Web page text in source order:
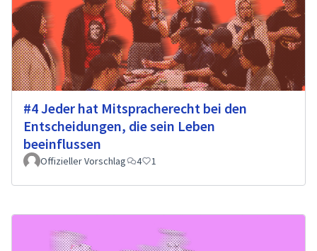
#4 Jeder hat Mitspracherecht bei den
Entscheidungen, die sein Leben
beeinflussen
Offizieller Vorschlag 4 1